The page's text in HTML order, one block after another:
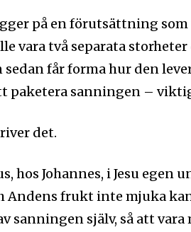
på en förutsättning
vara två separata
får forma hur den
paketera sanningen –
det.
hos Johannes, i Jesu egen
Andens frukt inte mjuka
sanningen själv, så att